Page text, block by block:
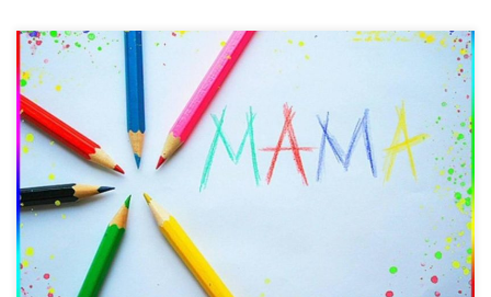
З нагоди Міжнародного дня матері 11 травня, о 14:00, у
приміщенні Чернівецького міського центру соціальних служб
для сім’ї, дітей та молоді (вул. В.Сімовича,19) відбудеться
майстер-клас із виготовленню подарунків власними руками для
матусь. Запрошуються діти загиблих учасників АТО, яким
ветерани АТО допоможуть зробити подарунки, й татусі, які
боронили кордони України, зі […]